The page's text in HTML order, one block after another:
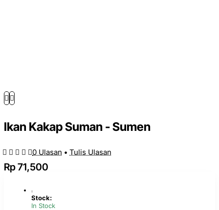
Ikan Kakap Suman - Sumen
0 Ulasan • Tulis Ulasan
Rp 71,500
Stock:
In Stock